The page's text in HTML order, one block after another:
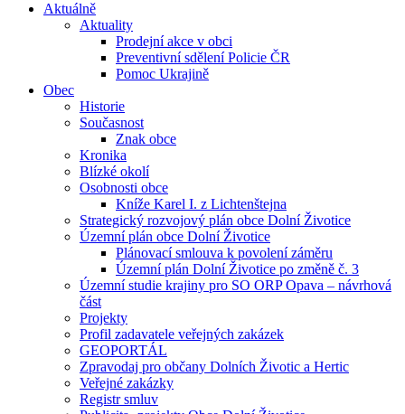
Aktuálně
Aktuality
Prodejní akce v obci
Preventivní sdělení Policie ČR
Pomoc Ukrajině
Obec
Historie
Současnost
Znak obce
Kronika
Blízké okolí
Osobnosti obce
Kníže Karel I. z Lichtenštejna
Strategický rozvojový plán obce Dolní Životice
Územní plán obce Dolní Životice
Plánovací smlouva k povolení záměru
Územní plán Dolní Životice po změně č. 3
Územní studie krajiny pro SO ORP Opava – návrhová
část
Projekty
Profil zadavatele veřejných zakázek
GEOPORTÁL
Zpravodaj pro občany Dolních Životic a Hertic
Veřejné zakázky
Registr smluv